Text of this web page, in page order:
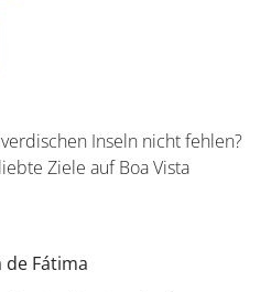
Inseln nicht fehlen?
Ziele auf Boa Vista
de Fátima